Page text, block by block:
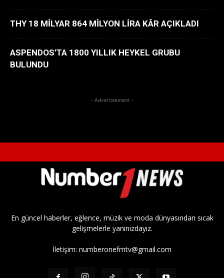
THY 18 MİLYAR 864 MİLYON LİRA KÂR AÇIKLADI
ASPENDOS’TA 1800 YILLIK HEYKEL GRUBU
BULUNDU
- Advertisement -
En güncel haberler, eğlence, müzik ve moda dünyasından sıcak
gelişmelerle yanınızdayız.
İletişim: numberonefmtv@gmail.com